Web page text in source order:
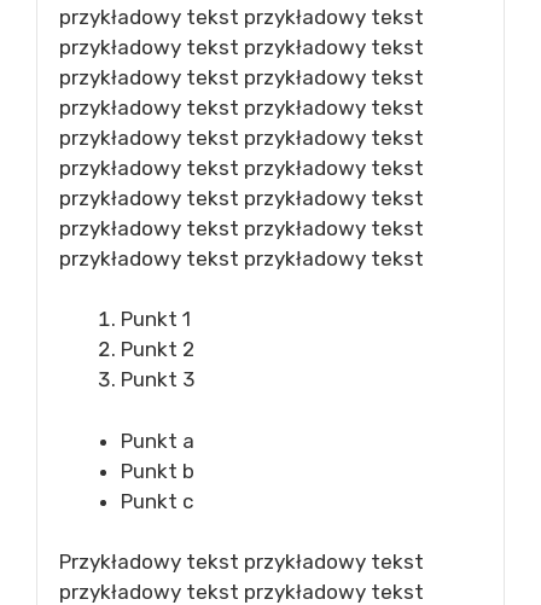
przykładowy tekst przykładowy tekst
przykładowy tekst przykładowy tekst
przykładowy tekst przykładowy tekst
przykładowy tekst przykładowy tekst
przykładowy tekst przykładowy tekst
przykładowy tekst przykładowy tekst
przykładowy tekst przykładowy tekst
przykładowy tekst przykładowy tekst
przykładowy tekst przykładowy tekst
Punkt 1
Punkt 2
Punkt 3
Punkt a
Punkt b
Punkt c
Przykładowy tekst przykładowy tekst
przykładowy tekst przykładowy tekst